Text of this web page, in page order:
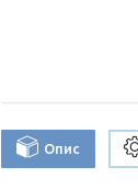
Опис